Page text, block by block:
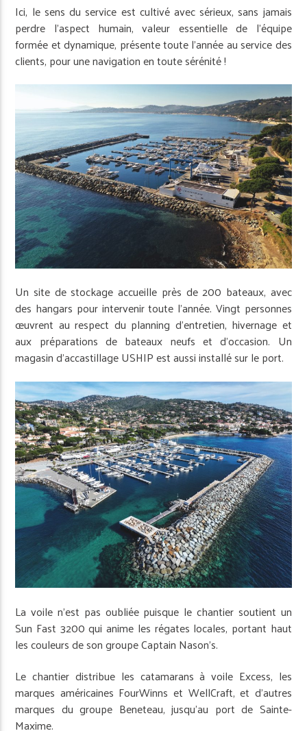
Ici, le sens du service est cultivé avec sérieux, sans jamais
perdre l’aspect humain, valeur essentielle de l’équipe
formée et dynamique, présente toute l’année au service des
clients, pour une navigation en toute sérénité !
Un site de stockage accueille près de 200 bateaux, avec
des hangars pour intervenir toute l’année. Vingt personnes
œuvrent au respect du planning d’entretien, hivernage et
aux préparations de bateaux neufs et d’occasion. Un
magasin d’accastillage USHIP est aussi installé sur le port.
La voile n’est pas oubliée puisque le chantier soutient un
Sun Fast 3200 qui anime les régates locales, portant haut
les couleurs de son groupe Captain Nason’s.
Le chantier distribue les catamarans à voile Excess, les
marques américaines FourWinns et WellCraft, et d’autres
marques du groupe Beneteau, jusqu’au port de Sainte-
Maxime.